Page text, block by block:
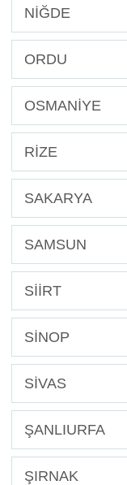
NİĞDE
ORDU
OSMANİYE
RİZE
SAKARYA
SAMSUN
SİİRT
SİNOP
SİVAS
ŞANLIURFA
ŞIRNAK